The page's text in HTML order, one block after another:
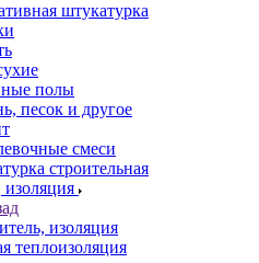
штукатурка
полы
песок и другое
смеси
строительная
изоляция
изоляция
теплоизоляция